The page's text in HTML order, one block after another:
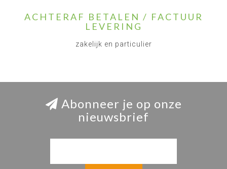
ACHTERAF BETALEN / FACTUUR
LEVERING
zakelijk en particulier
Abonneer je op onze
nieuwsbrief